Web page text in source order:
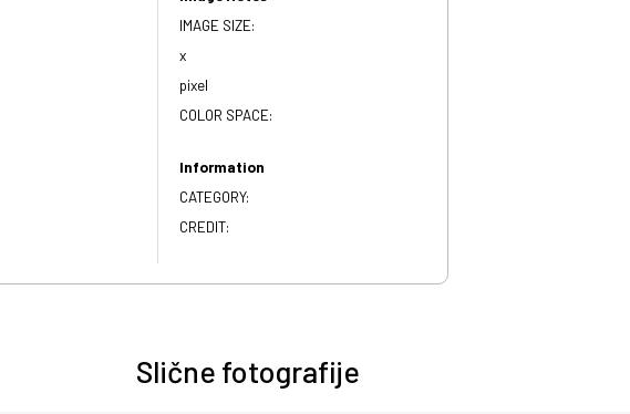
IMAGE SIZE:
x
pixel
COLOR SPACE:
Information
CATEGORY:
CREDIT:
Slične fotografije